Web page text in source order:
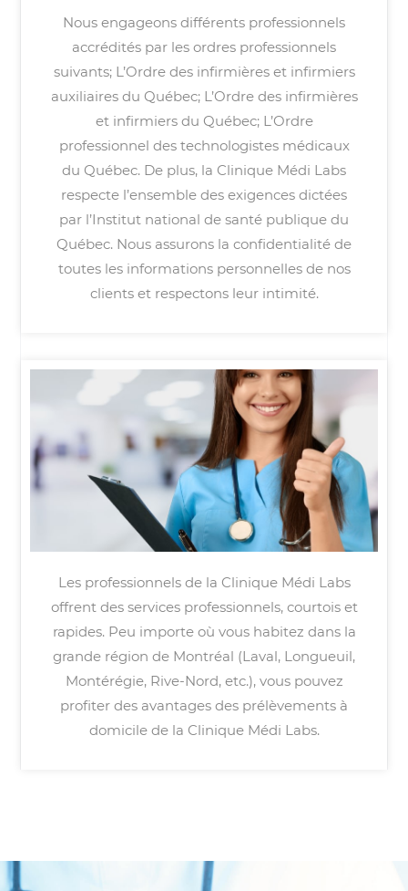
Nous engageons différents professionnels
accrédités par les ordres professionnels
suivants; L’Ordre des infirmières et infirmiers
auxiliaires du Québec; L’Ordre des infirmières
et infirmiers du Québec; L’Ordre
professionnel des technologistes médicaux
du Québec. De plus, la Clinique Médi Labs
respecte l’ensemble des exigences dictées
par l’Institut national de santé publique du
Québec. Nous assurons la confidentialité de
toutes les informations personnelles de nos
clients et respectons leur intimité.
Les professionnels de la Clinique Médi Labs
offrent des services professionnels, courtois et
rapides. Peu importe où vous habitez dans la
grande région de Montréal (Laval, Longueuil,
Montérégie, Rive-Nord, etc.), vous pouvez
profiter des avantages des prélèvements à
domicile de la Clinique Médi Labs.